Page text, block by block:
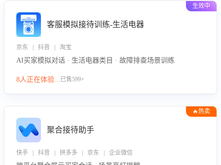
生效中
客服模拟接待训练-生活电器
京东 | 抖音 | 淘宝
AI买家模拟对话 · 生活电器类目 · 故障排查场景训练
8人正在体验...已售599+
🔥热卖
聚合接待助手
快手 | 抖音 | 拼多多 | 京东 | 企业微信